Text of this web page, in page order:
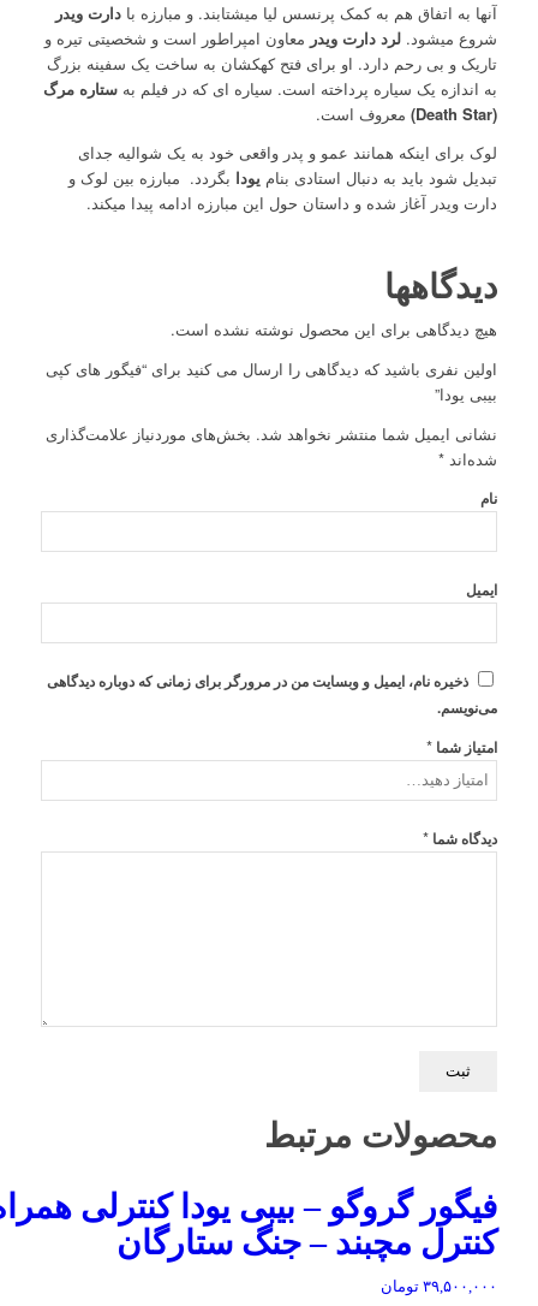
آنها به اتفاق هم به کمک پرنسس لیا میشتابند. و مبارزه با دارت ویدر
شروع میشود. لرد دارت ویدر معاون امپراطور است و شخصیتی تیره و
تاریک و بی رحم دارد. او برای فتح کهکشان به ساخت یک سفینه بزرگ
به اندازه یک سیاره پرداخته است. سیاره ای که در فیلم به ستاره مرگ
(Death Star)
معروف است.
لوک برای اینکه همانند عمو و پدر واقعی خود به یک شوالیه جدای
تبدیل شود باید به دنبال استادی بنام یودا بگردد. مبارزه بین لوک و
دارت ویدر آغاز شده و داستان حول این مبارزه ادامه پیدا میکند.
دیدگاهها
هیچ دیدگاهی برای این محصول نوشته نشده است.
اولین نفری باشید که دیدگاهی را ارسال می کنید برای “فیگور های کپی
بیبی یودا”
نشانی ایمیل شما منتشر نخواهد شد. بخش‌های موردنیاز علامت‌گذاری
شده‌اند *
نام
ایمیل
ذخیره نام، ایمیل و وبسایت من در مرورگر برای زمانی که دوباره دیدگاهی
می‌نویسم.
امتیاز شما *
دیدگاه شما *
محصولات مرتبط
فیگور گروگو – بیبی یودا کنترلی
کنترل مچبند – جنگ ستارگان
۳۹,۵۰۰,۰۰۰ تومان